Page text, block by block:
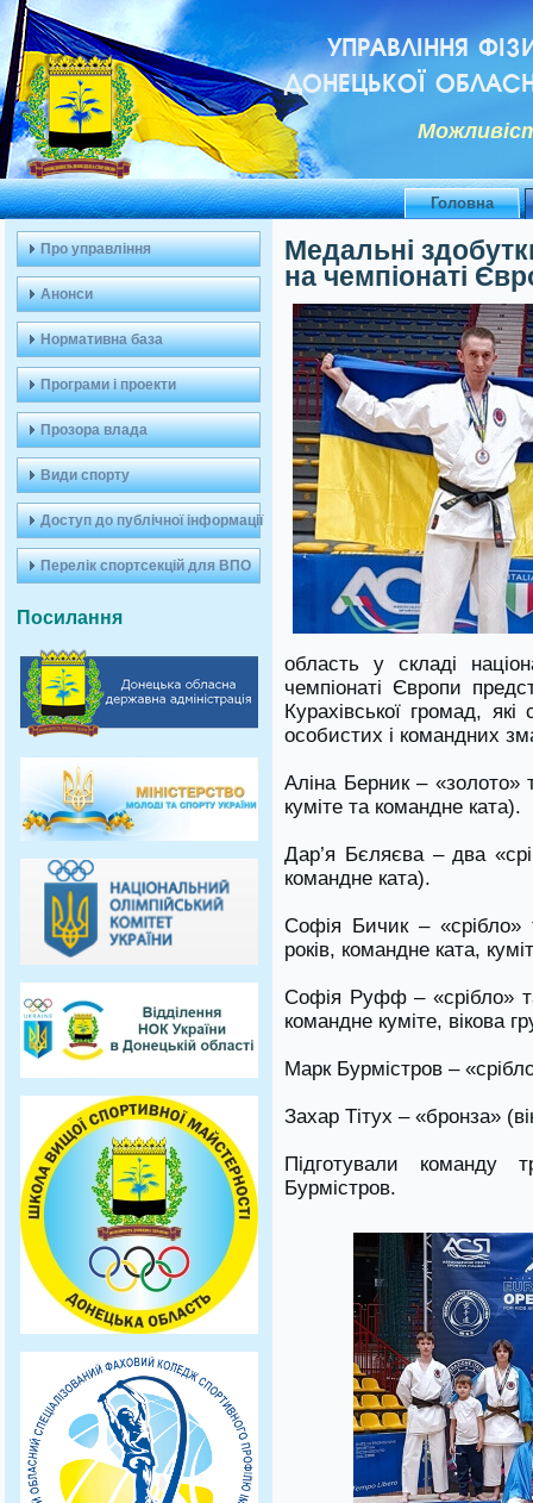
УПРАВЛІННЯ
ДОНЕЦЬКОЇ
Головна
Про управління
Анонси
Нормативна база
Програми і проекти
Прозора влада
Види спорту
Доступ до публічної інформації
Перелік спортсекцій для ВПО
Посилання
Медальні
на чемпіонаті
область у складі
чемпіонаті Європи
Курахівської громад,
особистих і командних
Аліна Берник – «золото»
куміте та командне ката).
Дар’я Бєляєва – два
командне ката).
Софія Бичик – «срібло»
років, командне ката,
Софія Руфф – «срібло»
командне куміте, вікова
Марк Бурмістров –
Захар Тітух – «бронза»
Підготували команду
Бурмістров.